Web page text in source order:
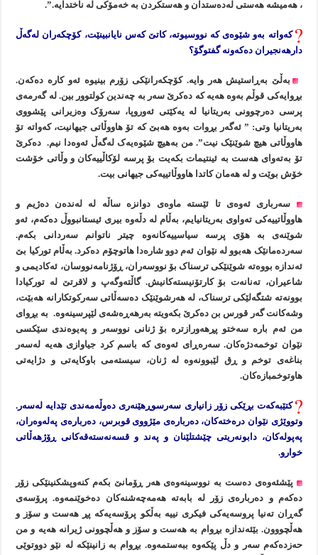
، هەمیشە هەستی لەدەستدان و هەستکردن بە خەمۆکی لە ناختدایە.”.
کەواتە بەو شێوەی کە نووسیوتە، کاتێ کەس نایانبینێت، کۆچکەران لەگەڵ
دارهەنجیران دەکەونە گفتوگۆ؟
بەڵێ بەڕاستیش هەر وایە. کۆچکەرانێکی زۆرم بینیوە ئەو کارە دەکەن.
بڕوایەکی قوڵم بەوە هەیە کە دەکرێ سەر بە چەندین کولتوور بین. لە گەرمەی
پرسی دەرچوونی بەریتانیا لە یەکێتی ئەوروپا، سەرۆک وەزیرانی پێشووی
بەریتانیا وتی: ” ئەگەر بڕوات بەوە هەبێ کە تۆ هاووڵاتی جیهانیت، کەواتە تۆ
هاووڵاتی هیچ شوێنێک نیت”. من بەهیچ شێوەیەک لەگەڵ ئەوەدا نیم. دەکرێ
تۆ بەتەوای هەست بە ئینتیمات بکەیت بۆ پرسە لۆکاڵییەکان و وڵاتی خۆشت
خۆش بوێت و لە هەمان کاتدا هاووڵاتییەکی جیهانی بیت.
سەرباری ئەوەی تا ئێستە ماوەی دوانزە ساڵە لە لەندەن دەژیم و
هاووڵاتییەکی تەواوی بەریتانیایم، بەڵام لە دڵەوە بیری ئیستانبووڵ دەکەم، ئەو
شوێنەی بە هۆی پرسە سیاسییەکانەوە چیتر ناتوانم سەردانی بکەم.
سەردەمانێک هەبوو لە نێوان ئەم دوو شارەدا هاتوچۆم دەکرد. بەڵام تورکیا بێ
ئەندازە بووەتە شوێنێکی ترسناک بۆ نووسەران، ڕۆژنامەنووسان، ئەکادیمی و
شاعیران، تەنانەت بۆ کارتۆنیستەکانیش. گاڵتەوگەپ و لاقرتێ لە تورکیادا
بوونەتە شتگەلێکی ترسناک، لە هەرشوێنێک دەسەڵاتی سەرکوتکارانە هەبێت،
وشەکانت گەر قورس بن دەکرێ بکەویتە بەرهەڕەشەی لێپرسینەوە. بە بڕوای
من ئەم بارە سەختو پڕهەورازترە بۆ ژنانی نووسەر و پەیوەندی سێکسی
نێوان توخمەدژەکان. سەرەڕای ئەوەی کە باسم کرد جیاوازی هەیە لەسەر
بناغەی توخم و ڕق لێبوونەوە لە ژنان، سیستەمی باوکایەتی و دژایەتی
هاوتوخمبازەکان.
کتێبەکەت بڕێکی زۆر زانیاری سەرسوڕهێنەری دەوڵەمەندی تێدایە لەسەر.
وتووێژی نێوان درەختەکان، دەربارەی مێژووی قوبرس، دەربارەی پەلەوەران،
پەپولەکان، دابونەریتی چێشتلێنان و پەند و قسەنەستەقەکانی ڕۆژهەڵاتی
خوارو.
پێشئەوەی دەست بە نووسینەوەی هەر ڕۆمانێ بکەم کنەوپشکنینێکی زۆر
دەکەم و دەربارەی زۆر لە بابەتە هەمەچەشنەکان دەخوێنمەوە. پرۆسەی
گەڕان تەنیا پروسەیەکی فیکری نییە بەڵکو پرۆسەیەکە پڕ هەست و سۆز و
هەڵچووون. بێئەندازە بڕوام بە هەست و سۆز و هەڵچوونی ژیرانە هەیە و من
حەزدەکەم سەر و دڵ پێکەوە ببەستمەوە. بڕوام بە زانینێکە لە نێو دووتوێی